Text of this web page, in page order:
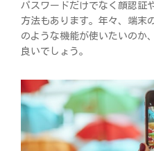
パスワードだけでなく顔認証
方法もあります。年々、端末
のような機能が使いたいのか
良いでしょう。